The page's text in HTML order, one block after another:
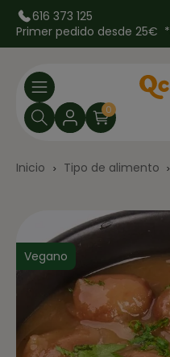
616 373 125
Primer pedido desde 25€ *
0
Inicio Tipo de alimento
Vegano